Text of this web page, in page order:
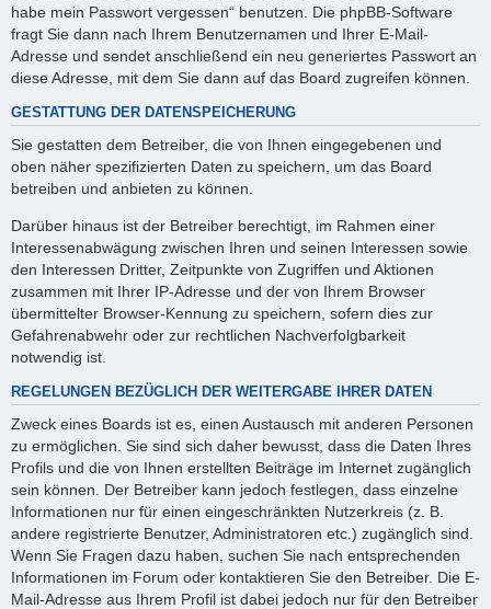
habe mein Passwort vergessen“ benutzen. Die phpBB-Software
fragt Sie dann nach Ihrem Benutzernamen und Ihrer E-Mail-
Adresse und sendet anschließend ein neu generiertes Passwort an
diese Adresse, mit dem Sie dann auf das Board zugreifen können.
GESTATTUNG DER DATENSPEICHERUNG
Sie gestatten dem Betreiber, die von Ihnen eingegebenen und
oben näher spezifizierten Daten zu speichern, um das Board
betreiben und anbieten zu können.
Darüber hinaus ist der Betreiber berechtigt, im Rahmen einer
Interessenabwägung zwischen Ihren und seinen Interessen sowie
den Interessen Dritter, Zeitpunkte von Zugriffen und Aktionen
zusammen mit Ihrer IP-Adresse und der von Ihrem Browser
übermittelter Browser-Kennung zu speichern, sofern dies zur
Gefahrenabwehr oder zur rechtlichen Nachverfolgbarkeit
notwendig ist.
REGELUNGEN BEZÜGLICH DER WEITERGABE IHRER DATEN
Zweck eines Boards ist es, einen Austausch mit anderen Personen
zu ermöglichen. Sie sind sich daher bewusst, dass die Daten Ihres
Profils und die von Ihnen erstellten Beiträge im Internet zugänglich
sein können. Der Betreiber kann jedoch festlegen, dass einzelne
Informationen nur für einen eingeschränkten Nutzerkreis (z. B.
andere registrierte Benutzer, Administratoren etc.) zugänglich sind.
Wenn Sie Fragen dazu haben, suchen Sie nach entsprechenden
Informationen im Forum oder kontaktieren Sie den Betreiber. Die E-
Mail-Adresse aus Ihrem Profil ist dabei jedoch nur für den Betreiber